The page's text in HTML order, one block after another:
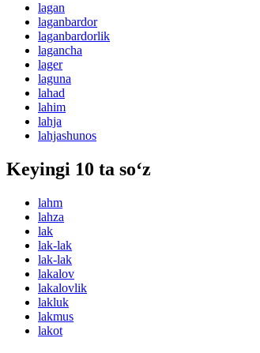
lagan
laganbardor
laganbardorlik
lagancha
lager
laguna
lahad
lahim
lahja
lahjashunos
Keyingi 10 ta so‘z
lahm
lahza
lak
lak-lak
lak-lak
lakalov
lakalovlik
lakluk
lakmus
lakot